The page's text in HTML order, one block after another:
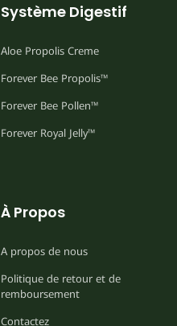
Système Digestif
Aloe Propolis Creme
Forever Bee Propolis™
Forever Bee Pollen™
Forever Royal Jelly™
À Propos
A propos de nous
Politique de retour et de
remboursement
Contactez